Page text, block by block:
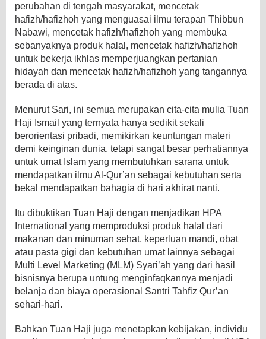
perubahan di tengah masyarakat, mencetak
hafizh/hafizhoh yang menguasai ilmu terapan Thibbun
Nabawi, mencetak hafizh/hafizhoh yang membuka
sebanyaknya produk halal, mencetak hafizh/hafizhoh
untuk bekerja ikhlas memperjuangkan pertanian
hidayah dan mencetak hafizh/hafizhoh yang tangannya
berada di atas.
Menurut Sari, ini semua merupakan cita-cita mulia Tuan
Haji Ismail yang ternyata hanya sedikit sekali
berorientasi pribadi, memikirkan keuntungan materi
demi keinginan dunia, tetapi sangat besar perhatiannya
untuk umat Islam yang membutuhkan sarana untuk
mendapatkan ilmu Al-Qur’an sebagai kebutuhan serta
bekal mendapatkan bahagia di hari akhirat nanti.
Itu dibuktikan Tuan Haji dengan menjadikan HPA
International yang memproduksi produk halal dari
makanan dan minuman sehat, keperluan mandi, obat
atau pasta gigi dan kebutuhan umat lainnya sebagai
Multi Level Marketing (MLM) Syari’ah yang dari hasil
bisnisnya berupa untung menginfaqkannya menjadi
belanja dan biaya operasional Santri Tahfiz Qur’an
sehari-hari.
Bahkan Tuan Haji juga menetapkan kebijakan, individu